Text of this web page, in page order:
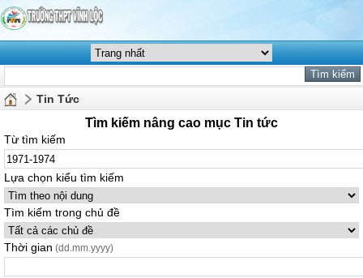
Tin Tức
Tìm kiếm nâng cao mục Tin tức
Từ tìm kiếm
Lựa chọn kiểu tìm kiếm
Tìm kiếm trong chủ đề
Thời gian (dd.mm.yyyy)